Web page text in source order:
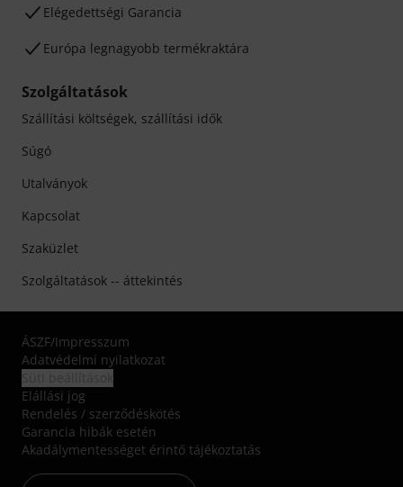
Elégedettségi Garancia
Európa legnagyobb termékraktára
Szolgáltatások
Szállítási költségek, szállítási idők
Súgó
Utalványok
Kapcsolat
Szaküzlet
Szolgáltatások -- áttekintés
ÁSZF/Impresszum
Adatvédelmi nyilatkozat
Elállási jog
Rendelés / szerződéskötés
Garancia hibák esetén
Akadálymentességet érintő tájékoztatás